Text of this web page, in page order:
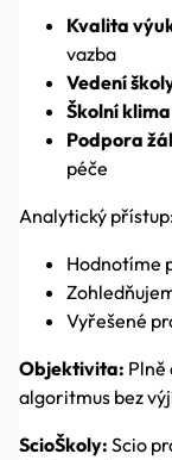
Kvalita
vazba
Vedení
Školní klima
Podpora
péče
Analytický
Hodnotíme
Vyřešené
Objektivita:
algoritmus bez
ScioŠkoly: Scio